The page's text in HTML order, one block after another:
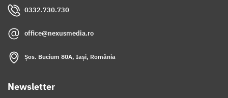
0332.730.730
office@nexusmedia.ro
Șos. Bucium 80A, Iași, România
Newsletter